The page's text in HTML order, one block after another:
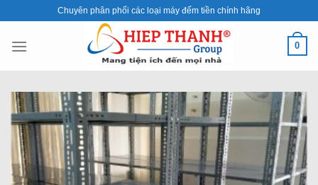
content
Chuyên phân phối các loại máy đếm tiền chính hãng
0